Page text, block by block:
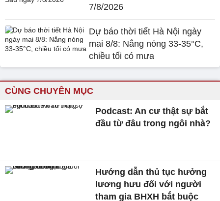
7/8/2026
Dự báo thời tiết Hà Nội ngày
mai 8/8: Nắng nóng 33-35°C,
chiều tối có mưa
CÙNG CHUYÊN MỤC
Podcast: An cư thật sự bắt
đầu từ đâu trong ngôi nhà?
Hướng dẫn thủ tục hưởng
lương hưu đối với người
tham gia BHXH bắt buộc